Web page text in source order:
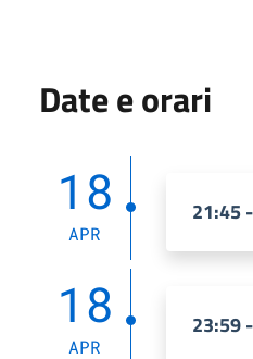
Date e orari
18
APR
21:45
18
APR
23:59